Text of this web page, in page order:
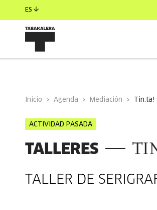
ES
Inicio Agenda Mediación
ACTIVIDAD PASADA
TALLERES
TALLER DE